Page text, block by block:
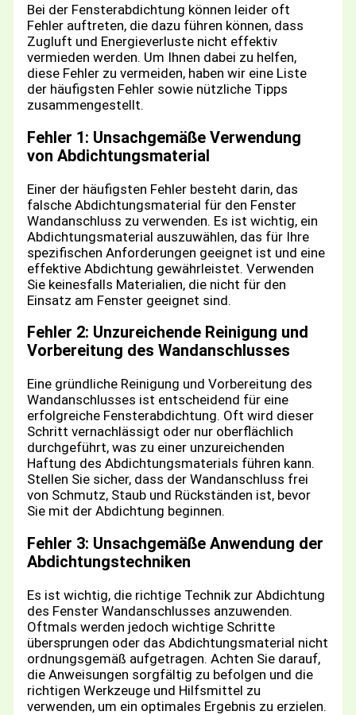
Bei der Fensterabdichtung können leider oft
Fehler auftreten, die dazu führen können, dass
Zugluft und Energieverluste nicht effektiv
vermieden werden. Um Ihnen dabei zu helfen,
diese Fehler zu vermeiden, haben wir eine Liste
der häufigsten Fehler sowie nützliche Tipps
zusammengestellt.
Fehler 1: Unsachgemäße Verwendung
von Abdichtungsmaterial
Einer der häufigsten Fehler besteht darin, das
falsche Abdichtungsmaterial für den Fenster
Wandanschluss zu verwenden. Es ist wichtig, ein
Abdichtungsmaterial auszuwählen, das für Ihre
spezifischen Anforderungen geeignet ist und eine
effektive Abdichtung gewährleistet. Verwenden
Sie keinesfalls Materialien, die nicht für den
Einsatz am Fenster geeignet sind.
Fehler 2: Unzureichende Reinigung und
Vorbereitung des Wandanschlusses
Eine gründliche Reinigung und Vorbereitung des
Wandanschlusses ist entscheidend für eine
erfolgreiche Fensterabdichtung. Oft wird dieser
Schritt vernachlässigt oder nur oberflächlich
durchgeführt, was zu einer unzureichenden
Haftung des Abdichtungsmaterials führen kann.
Stellen Sie sicher, dass der Wandanschluss frei
von Schmutz, Staub und Rückständen ist, bevor
Sie mit der Abdichtung beginnen.
Fehler 3: Unsachgemäße Anwendung der
Abdichtungstechniken
Es ist wichtig, die richtige Technik zur Abdichtung
des Fenster Wandanschlusses anzuwenden.
Oftmals werden jedoch wichtige Schritte
übersprungen oder das Abdichtungsmaterial nicht
ordnungsgemäß aufgetragen. Achten Sie darauf,
die Anweisungen sorgfältig zu befolgen und die
richtigen Werkzeuge und Hilfsmittel zu
verwenden, um ein optimales Ergebnis zu erzielen.